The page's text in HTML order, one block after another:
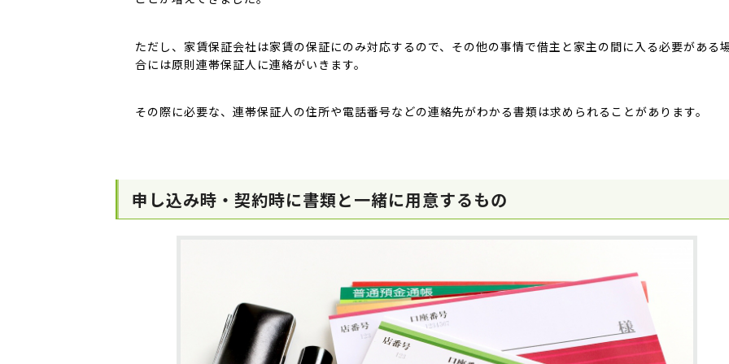
ただし、家賃保証会社は家賃の保証にのみ対応するので、その他の事情で借主と家主の間に入る必要がある
合には原則連帯保証人に連絡がいきます。
その際に必要な、連帯保証人の住所や電話番号などの連絡先がわかる書類は求められることがあります。
申し込み時・契約時に書類と一緒に用意するもの